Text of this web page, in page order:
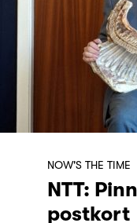
NOW'S THE TIME
NTT:
postkort